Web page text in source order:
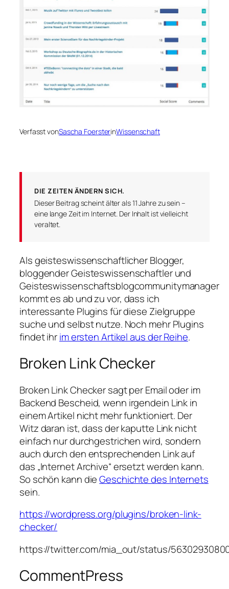
Verfasst vonSascha FoersterinWissenschaft
DIE ZEITEN ÄNDERN SICH.
Dieser Beitrag scheint älter als 11 Jahre zu sein –
eine lange Zeit im Internet. Der Inhalt ist vielleicht
veraltet.
Als geisteswissenschaftlicher Blogger,
bloggender Geisteswissenschaftler und
Geisteswissenschaftsblogcommunitymanager
kommt es ab und zu vor, dass ich
interessante Plugins für diese Zielgruppe
suche und selbst nutze. Noch mehr Plugins
findet ihrim ersten Artikel aus der Reihe.
Broken Link Checker
Broken Link Checker sagt per Email oder im
Backend Bescheid, wenn irgendein Link in
einem Artikel nicht mehr funktioniert. Der
Witz daran ist, dass der kaputte Link nicht
einfach nur durchgestrichen wird, sondern
auch durch den entsprechenden Link auf
das „Internet Archive“ ersetzt werden kann.
So schön kann dieGeschichte des Internets
sein.
https://wordpress.org/plugins/broken-link-
checker/
https://twitter.com/mia_out/status/
CommentPress